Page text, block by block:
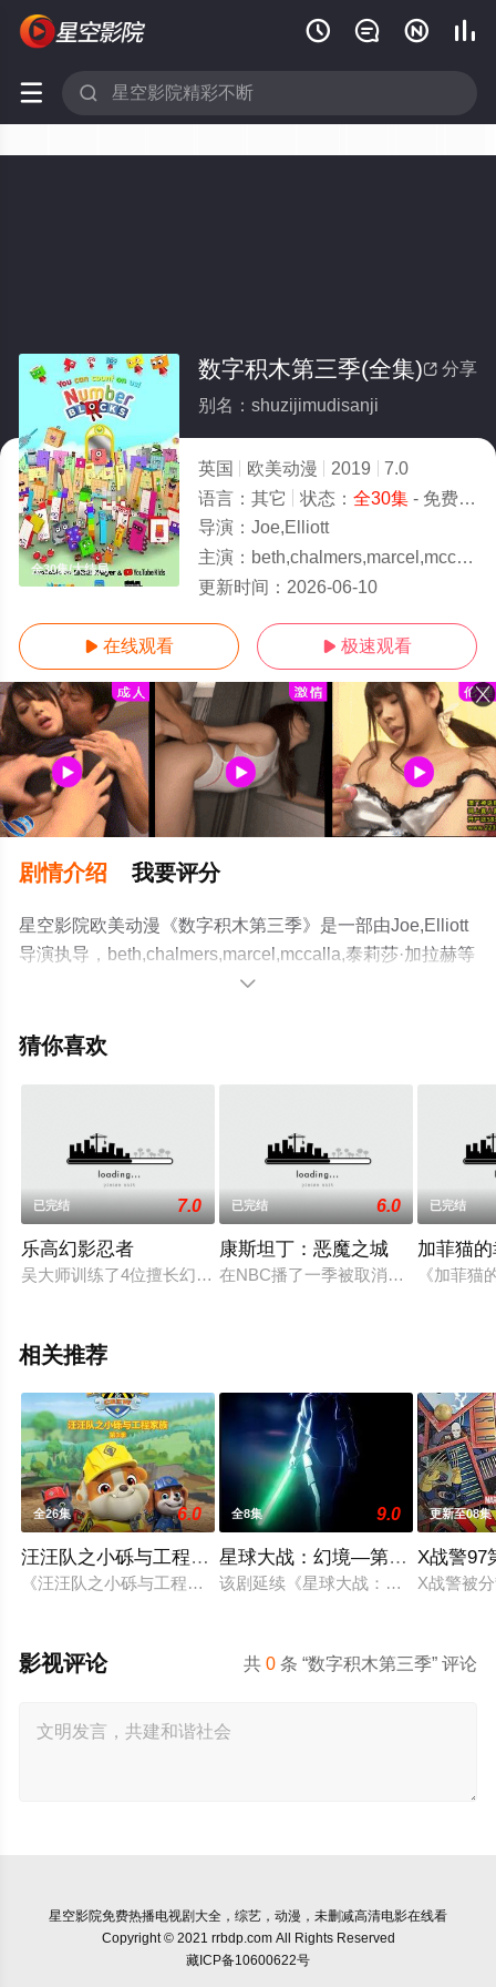
   
 
全30集/大结局
 分享
数字积木第三季(全集)
别名：shuzijimudisanji
英国 欧美动漫 2019
7.0
语言： 其它 状态： 全30集- 免费在线观看
导演： Joe,Elliott
主演： beth,chalmers,marcel,mccalla,泰莉莎·加拉
更新时间： 2026-06-10
 在线观看  极速观看
剧情介绍 我要评分
星空影院欧美动漫《数字积木第三季》是一部由Joe,Elliott
导演执导，beth,chalmers,marcel,mccalla,泰莉莎·加拉赫等
明星精彩演绎的英国动漫，大结局剧情已揭晓（全30
电影网，更多相关信息可移步至豆瓣动漫、电视猫或剧情

猜你喜欢
已完结 7.0
乐高幻影忍者
吴大师训练了4位擅长幻影旋转术的幻影忍者，他们正在寻找4
已完结 6.0
康斯坦丁：恶魔之城
在NBC播了一季被取消的《康斯坦丁
已完结
加菲猫
《加菲猫
相关推荐
全26集 6.0
汪汪队之小砾与工程家族第三季国语
《汪汪队之小砾与工程家族第2季》是著名儿童动画系列《汪
全8集 9.0
星球大战：幻境—第九个绝地武
该剧延续《星球大战：幻境》的世界
更新至08集
X战警97
X战警被
共0 条 “数字积木第三季” 评论
影视评论
星空影院免费热播电视剧大全，综艺，动漫，未删减高清电影在线看
Copyright © 2021 rrbdp.com All Rights Reserved
藏ICP备10600622号